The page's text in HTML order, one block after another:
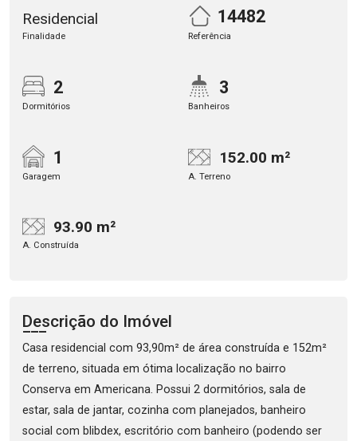
Residencial
Finalidade
14482
Referência
2
Dormitórios
3
Banheiros
1
Garagem
152.00 m²
A. Terreno
93.90 m²
A. Construída
Descrição do Imóvel
Casa residencial com 93,90m² de área construída e 152m²
de terreno, situada em ótima localização no bairro
Conserva em Americana. Possui 2 dormitórios, sala de
estar, sala de jantar, cozinha com planejados, banheiro
social com blibdex, escritório com banheiro (podendo ser